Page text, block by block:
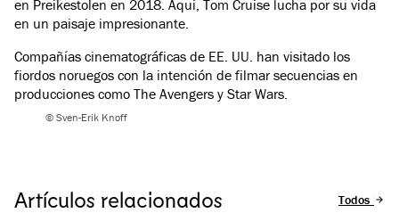
en Preikestolen en 2018. Aquí, Tom Cruise lucha por su vida
en un paisaje impresionante.
Compañías cinematográficas de EE. UU. han visitado los
fiordos noruegos con la intención de filmar secuencias en
producciones como The Avengers y Star Wars.
© Sven-Erik Knoff
Artículos relacionados Todos los